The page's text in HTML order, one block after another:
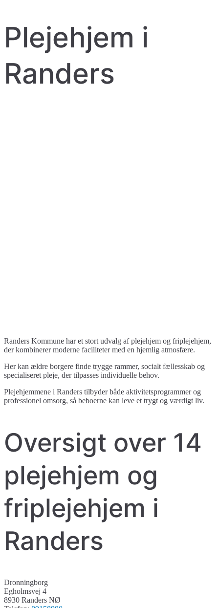
Plejehjem i
Randers
Randers Kommune har et stort udvalg af plejehjem og friplejehjem,
der kombinerer moderne faciliteter med en hjemlig atmosfære.
Her kan ældre borgere finde trygge rammer, socialt fællesskab og
specialiseret pleje, der tilpasses individuelle behov.
Plejehjemmene i Randers tilbyder både aktivitetsprogrammer og
professionel omsorg, så beboerne kan leve et trygt og værdigt liv.
Oversigt over 14
plejehjem og
friplejehjem i
Randers
Dronningborg
Egholmsvej 4
8930 Randers NØ